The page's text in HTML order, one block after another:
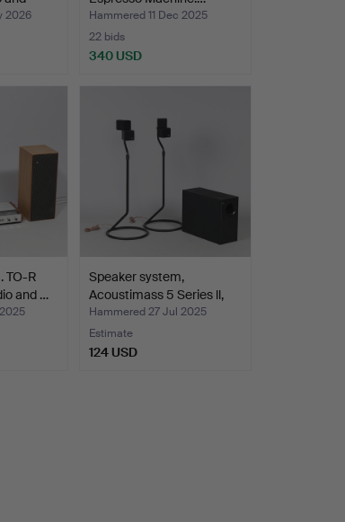
2026
Hammered 11 Dec 2025
22 bids
340 USD
TO-R
and …
Speaker system,
Acoustimass 5 Series ll,
D…
Hammered 27 Jul 2025
Estimate
124 USD